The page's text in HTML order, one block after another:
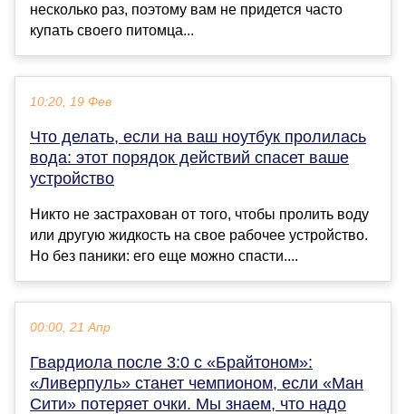
несколько раз, поэтому вам не придется часто
купать своего питомца...
10:20, 19 Фев
Что делать, если на ваш ноутбук пролилась
вода: этот порядок действий спасет ваше
устройство
Никто не застрахован от того, чтобы пролить воду
или другую жидкость на свое рабочее устройство.
Но без паники: его еще можно спасти....
00:00, 21 Апр
Гвардиола после 3:0 с «Брайтоном»:
«Ливерпуль» станет чемпионом, если «Ман
Сити» потеряет очки. Мы знаем, что надо